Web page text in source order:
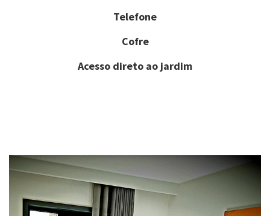
Telefone
Cofre
Acesso direto ao jardim